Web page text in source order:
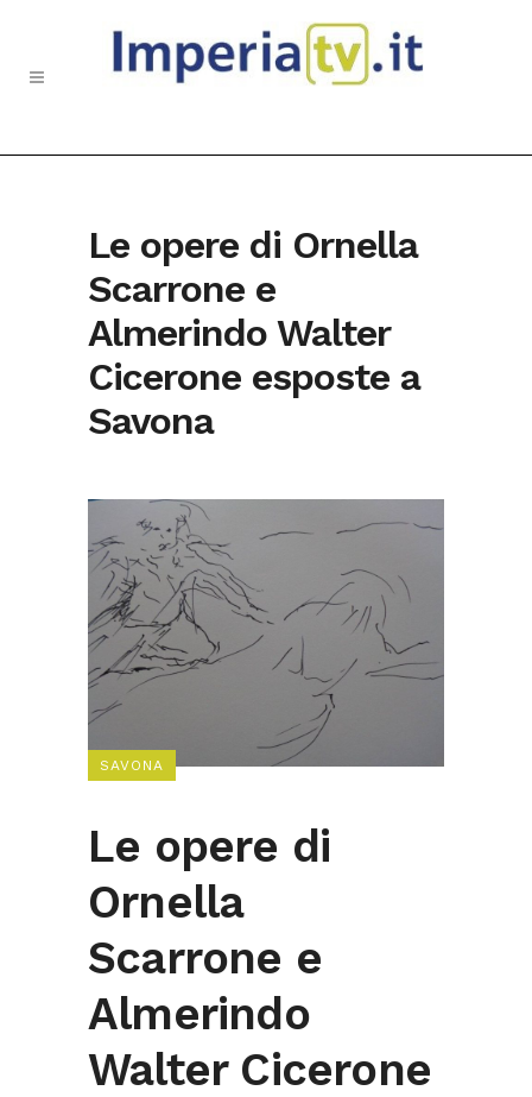
Le opere di Ornella
Scarrone e
Almerindo Walter
Cicerone esposte a
Savona
SAVONA
Le opere di
Ornella
Scarrone e
Almerindo
Walter Cicerone